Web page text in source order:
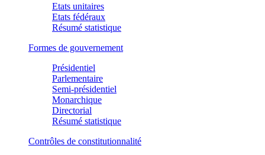
Etats unitaires
Etats fédéraux
Résumé statistique
Formes de gouvernement
Présidentiel
Parlementaire
Semi-présidentiel
Monarchique
Directorial
Résumé statistique
Contrôles de constitutionnalité